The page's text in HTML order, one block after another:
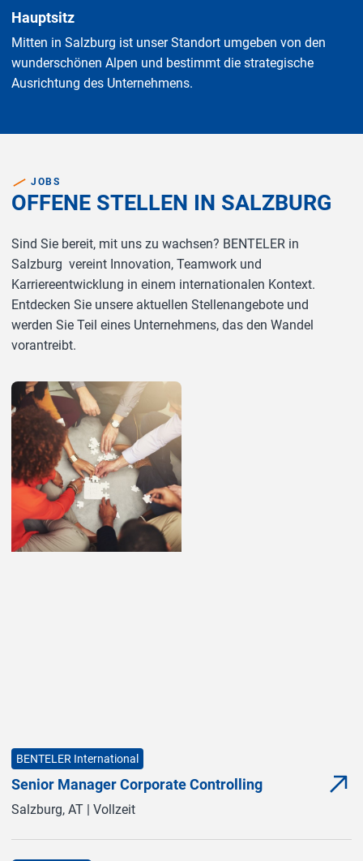
Hauptsitz
Mitten in Salzburg ist unser Standort umgeben von den
wunderschönen Alpen und bestimmt die strategische
Ausrichtung des Unternehmens.
JOBS
OFFENE STELLEN IN SALZBURG
Sind Sie bereit, mit uns zu wachsen? BENTELER in
Salzburg vereint Innovation, Teamwork und
Karriereentwicklung in einem internationalen Kontext.
Entdecken Sie unsere aktuellen Stellenangebote und
werden Sie Teil eines Unternehmens, das den Wandel
vorantreibt.
BENTELER International
Senior Manager Corporate Controlling
Salzburg, AT | Vollzeit